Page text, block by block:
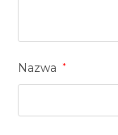
Nazwa *